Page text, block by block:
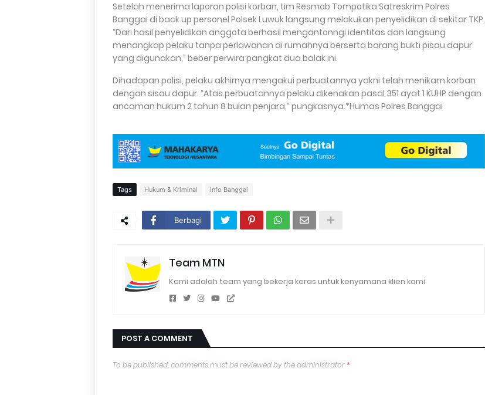
Setelah menerima laporan polisi korban, tim Resmob Tompotika Satreskrim Polres
Banggai di back up personel Polsek Luwuk langsung melakukan penyelidikan di sekitar TKP.
“Dari hasil penyelidikan anggota berhasil mengantonngi identitas dan langsung
menangkap pelaku tanpa perlawanan di rumahnya berserta barang bukti pisau dapur
yang digunakan,” beber perwira pangkat dua balak ini.
Dihadapan polisi, pelaku akhirnya mengakui perbuatannya yakni telah menikam korban
dengan sisau dapur. “Atas perbuatannya pelaku dikenakan pasal 351 ayat 1 KUHP dengan
ancaman hukum 2 tahun 8 bulan penjara,” pungkasnya.*Humas Polres Banggai
Tags Hukum & Kriminal Info Banggai
Berbagi
Team MTN
Kami adalah team yang bekerja keras untuk kenyamana klien kami
POST A COMMENT
To be published, comments must be reviewed by the administrator*